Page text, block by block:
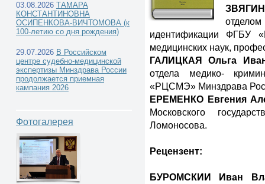
03.08.2026 ТАМАРА
КОНСТАНТИНОВНА
ОСИПЕНКОВА-ВИЧТОМОВА (к
100-летию со дня рождения)
29.07.2026 В Российском
центре судебно-медицинской
экспертизы Минздрава России
продолжается приемная
кампания 2026
Фотогалерея
идентификации ФГБУ
медицинских наук,
ГАЛИЦКАЯ Ольга
отдела медико-
«РЦСМЭ» Минздрава
ЕРЕМЕНКО Евгения
Московского
Ломоносова.
Рецензент:
БУРОМСКИИ Иван